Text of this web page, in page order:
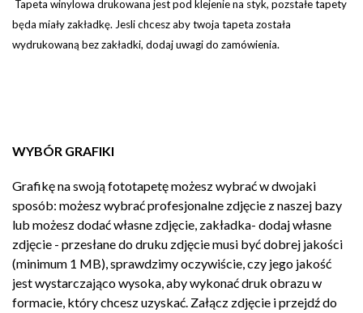
Tapeta winylowa drukowana jest pod klejenie na styk, pozstałe tapety
będa miały zakładkę. Jesli chcesz aby twoja tapeta została
wydrukowaną bez zakładki, dodaj uwagi do zamówienia.
WYBÓR GRAFIKI
Grafikę na swoją fototapetę możesz wybrać w dwojaki
sposób: możesz wybrać profesjonalne zdjęcie z naszej bazy
lub możesz dodać własne zdjęcie, zakładka- dodaj własne
zdjęcie - przesłane do druku zdjęcie musi być dobrej jakości
(minimum 1 MB), sprawdzimy oczywiście, czy jego jakość
jest wystarczająco wysoka, aby wykonać druk obrazu w
formacie, który chcesz uzyskać. Załącz zdjęcie i przejdź do